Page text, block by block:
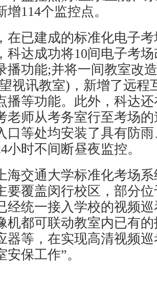
114个监控点。
已建成的标准化电子考
科达成功将10间电子考
播功能;并将一间教室改
视讯教室)，新增了远程
播等功能。此外，科达
老师从考务室行至考场
口等处均安装了具有防
小时不间断昼夜监控。
交通大学标准化考场系
要覆盖闵行校区，部分
经统一接入学校的视频
机都可联动教室内已有
器等，在实现高清视频
保工作”。